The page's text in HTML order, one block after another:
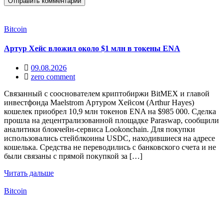
Bitcoin
Артур Хейс вложил около $1 млн в токены ENA
09.08.2026
zero comment
Связанный с сооснователем криптобиржи BitMEX и главой
инвестфонда Maelstrom Артуром Хейсом (Arthur Hayes)
кошелек приобрел 10,9 млн токенов ENA на $985 000. Сделка
прошла на децентрализованной площадке Paraswap, сообщили
аналитики блокчейн-сервиса Lookonchain. Для покупки
использовались стейблкоины USDC, находившиеся на адресе
кошелька. Средства не переводились с банковского счета и не
были связаны с прямой покупкой за […]
Читать дальше
Bitcoin